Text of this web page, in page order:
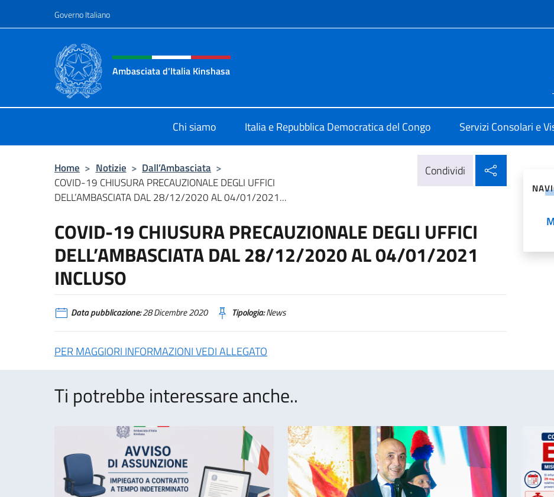
Governo Italiano
Intestazione sito, social e menù
Ambasciata d'Italia Kinshasa
Chi siamo Italia e Repubblica Democratica del Congo Servizi Consolari e
Home > Notizie > Dall’Ambasciata >
COVID-19 CHIUSURA PRECAUZIONALE DEGLI UFFICI
DELL’AMBASCIATA DAL 28/12/2020 AL 04/01/2021...
Condividi
COVID-19 CHIUSURA PRECAUZIONALE DEGLI UFFICI
DELL’AMBASCIATA DAL 28/12/2020 AL 04/01/2021
INCLUSO
Data pubblicazione:28 Dicembre 2020 Tipologia:News
PER MAGGIORI INFORMAZIONI VEDI ALLEGATO
Ti potrebbe interessare anche..